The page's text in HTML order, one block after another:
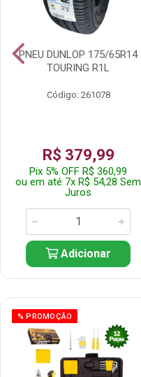
PNEU DUNLOP 175/65R14
TOURING R1L
Código: 261078
R$ 379,99
Pix 5% OFF R$ 360,99
ou em até 7x R$ 54,28 Sem
Juros
Adicionar
% PROMOÇÃO